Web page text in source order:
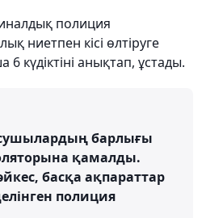
полиция
ниетпен кісі өлтіруге
6 күдіктіні анықтап, ұстады.
барлығы
қамалды.
басқа ақпараттар
полиция